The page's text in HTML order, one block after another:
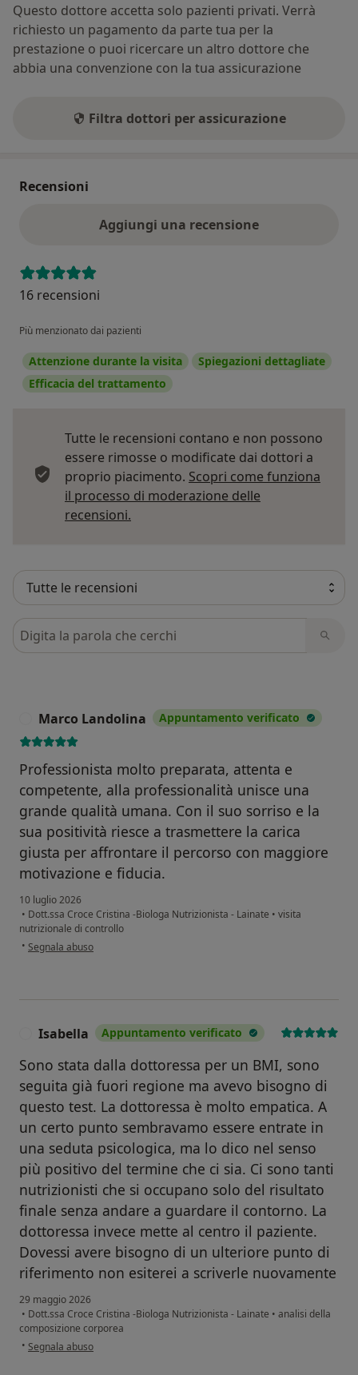
Questo dottore accetta solo pazienti privati. Verrà
richiesto un pagamento da parte tua per la
prestazione o puoi ricercare un altro dottore che
abbia una convenzione con la tua assicurazione
Filtra dottori per assicurazione
Recensioni
Aggiungi una recensione
16 recensioni
Più menzionato dai pazienti
Attenzione durante la visita
Spiegazioni dettagliate
Efficacia del trattamento
Tutte le recensioni contano e non possono
essere rimosse o modificate dai dottori a
proprio piacimento. Scopri come funziona
il processo di moderazione delle
recensioni.
Cerca nelle recensioni
Marco Landolina Appuntamento verificato
Professionista molto preparata, attenta e
competente, alla professionalità unisce una
grande qualità umana. Con il suo sorriso e la
sua positività riesce a trasmettere la carica
giusta per affrontare il percorso con maggiore
motivazione e fiducia.
10 luglio 2026
• Dott.ssa Croce Cristina -Biologa Nutrizionista - Lainate • visita
nutrizionale di controllo
• secondo l'opinione dell'utente Marco Landolina
Segnala abuso
Isabella Appuntamento verificato
Sono stata dalla dottoressa per un BMI, sono
seguita già fuori regione ma avevo bisogno di
questo test. La dottoressa è molto empatica. A
un certo punto sembravamo essere entrate in
una seduta psicologica, ma lo dico nel senso
più positivo del termine che ci sia. Ci sono tanti
nutrizionisti che si occupano solo del risultato
finale senza andare a guardare il contorno. La
dottoressa invece mette al centro il paziente.
Dovessi avere bisogno di un ulteriore punto di
riferimento non esiterei a scriverle nuovamente
29 maggio 2026
• Dott.ssa Croce Cristina -Biologa Nutrizionista - Lainate • analisi della
composizione corporea
• secondo l'opinione dell'utente Isabella
Segnala abuso